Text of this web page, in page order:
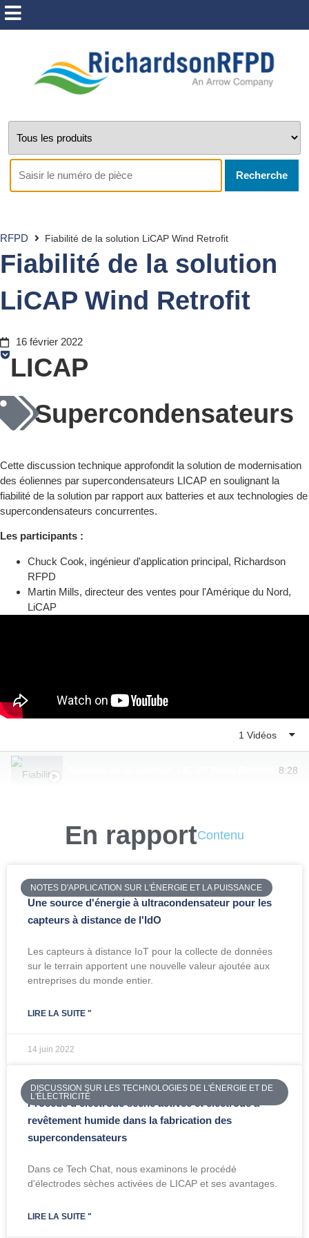
Recherche
RFPD Fiabilité de la solution LiCAP Wind Retrofit
Fiabilité de la solution
LiCAP Wind Retrofit
16 février 2022
LICAP
Supercondensateurs
Cette discussion technique approfondit la solution de modernisation
des éoliennes par supercondensateurs LICAP en soulignant la
fiabilité de la solution par rapport aux batteries et aux technologies de
supercondensateurs concurrentes.
Les participants :
Chuck Cook, ingénieur d'application principal, Richardson
RFPD
Martin Mills, directeur des ventes pour l'Amérique du Nord,
LiCAP
1 Vidéos
8:28
En rapportContenu
NOTES D'APPLICATION SUR L'ÉNERGIE ET LA PUISSANCE
Une source d'énergie à ultracondensateur pour les
capteurs à distance de l'IdO
Les capteurs à distance IoT pour la collecte de données
sur le terrain apportent une nouvelle valeur ajoutée aux
entreprises du monde entier.
LIRE LA SUITE "
14 juin 2022
DISCUSSION SUR LES TECHNOLOGIES DE L'ÉNERGIE ET DE
L'ÉLECTRICITÉ
Procédé d'électrode sèche activée et électrode à
revêtement humide dans la fabrication des
supercondensateurs
Dans ce Tech Chat, nous examinons le procédé
d'électrodes sèches activées de LICAP et ses avantages.
LIRE LA SUITE "